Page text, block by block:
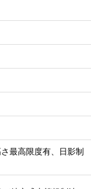
最高限度有、日影制